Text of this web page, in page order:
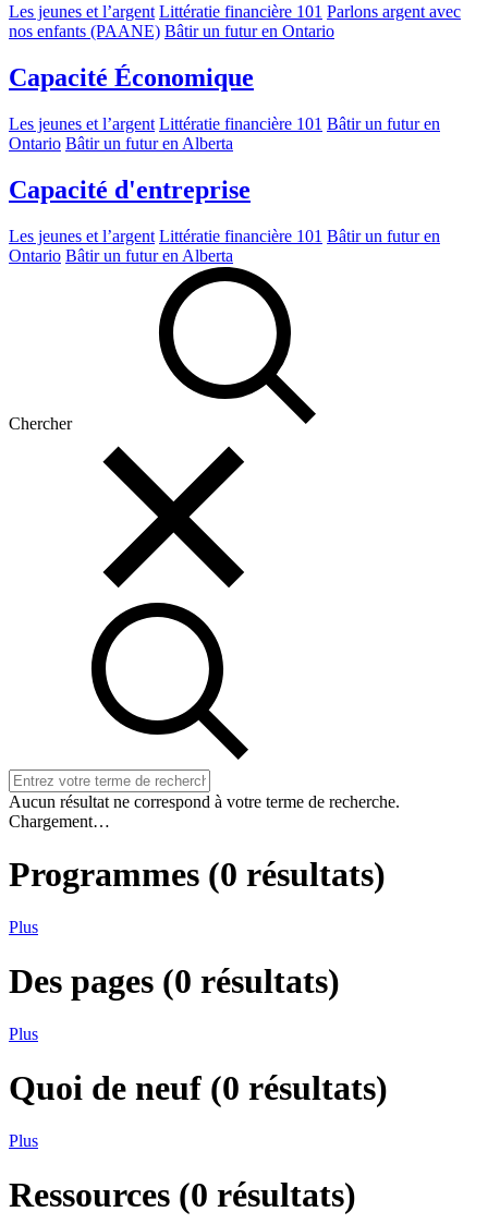
Les jeunes et l’argent Littératie financière 101 Parlons argent avec
nos enfants (PAANE) Bâtir un futur en Ontario
Capacité Économique
Les jeunes et l’argent Littératie financière 101 Bâtir un futur en
Ontario Bâtir un futur en Alberta
Capacité d'entreprise
Les jeunes et l’argent Littératie financière 101 Bâtir un futur en
Ontario Bâtir un futur en Alberta
Chercher
Aucun résultat ne correspond à votre terme de recherche.
Chargement…
Programmes (0 résultats)
Plus
Des pages (0 résultats)
Plus
Quoi de neuf (0 résultats)
Plus
Ressources (0 résultats)